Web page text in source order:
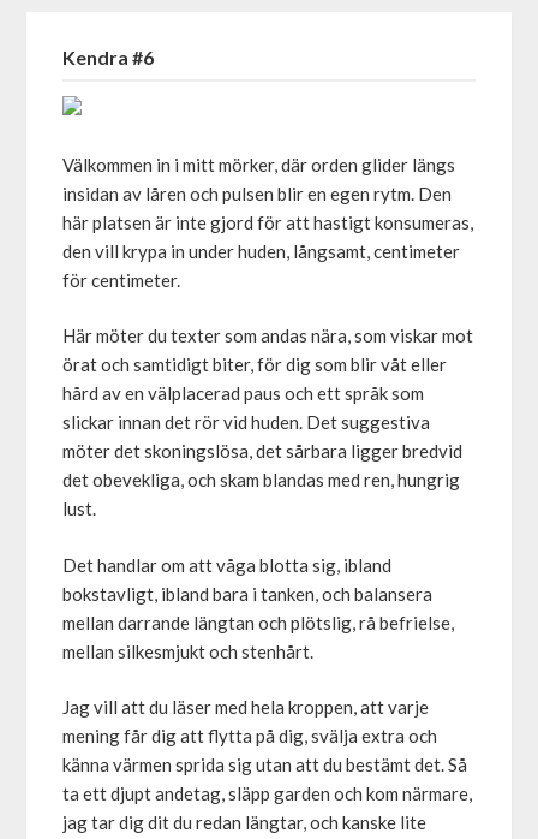
Kendra #6
Välkommen in i mitt mörker, där orden glider längs
insidan av låren och pulsen blir en egen rytm. Den
här platsen är inte gjord för att hastigt konsumeras,
den vill krypa in under huden, långsamt, centimeter
för centimeter.
Här möter du texter som andas nära, som viskar mot
örat och samtidigt biter, för dig som blir våt eller
hård av en välplacerad paus och ett språk som
slickar innan det rör vid huden. Det suggestiva
möter det skoningslösa, det sårbara ligger bredvid
det obevekliga, och skam blandas med ren, hungrig
lust.
Det handlar om att våga blotta sig, ibland
bokstavligt, ibland bara i tanken, och balansera
mellan darrande längtan och plötslig, rå befrielse,
mellan silkesmjukt och stenhårt.
Jag vill att du läser med hela kroppen, att varje
mening får dig att flytta på dig, svälja extra och
känna värmen sprida sig utan att du bestämt det. Så
ta ett djupt andetag, släpp garden och kom närmare,
jag tar dig dit du redan längtar, och kanske lite